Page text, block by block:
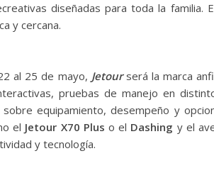
diseñadas para toda la familia.
y cercana.
al 25 de mayo, Jetourserá la marca
pruebas de manejo en
equipamiento, desempeño y
el Jetour X70 Plus o el Dashing y el
y tecnología.